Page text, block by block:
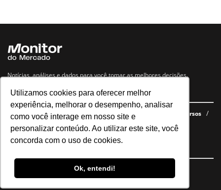
Utilizamos cookies para oferecer melhor
experiência, melhorar o desempenho, analisar
como você interage em nosso site e
personalizar conteúdo. Ao utilizar este site, você
concorda com o uso de cookies.
Ok, entendi!
Notícias, análises e dados para você tomar as melhores decisões.
Navegue no site
Últimas notícias Quem somos E-books gratuitos
Cursos
Política de privacidade